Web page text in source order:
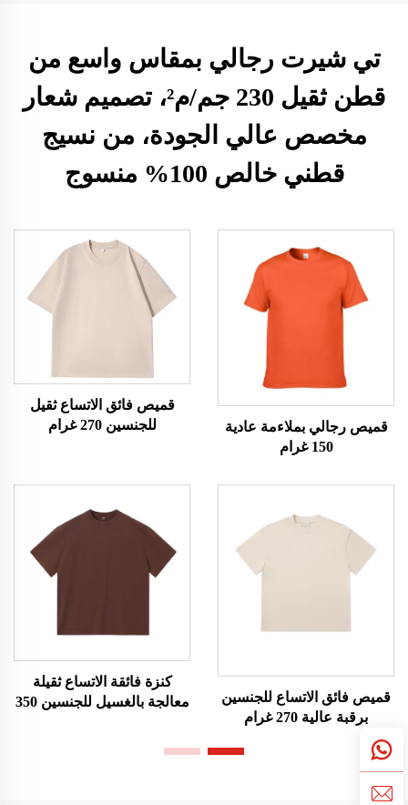
تي شيرت رجالي بمقاس واسع من
قطن ثقيل 230 جم/م²، تصميم شعار
مخصص عالي الجودة، من نسيج
قطني خالص 100% منسوج
قميص رجالي بملاءمة عادية
150 غرام
قميص فائق الاتساع ثقيل
للجنسين 270 غرام
قميص فائق الاتساع للجنسين
برقبة عالية 270 غرام
كنزة فائقة الاتساع ثقيلة
معالجة بالغسيل للجنسين 350